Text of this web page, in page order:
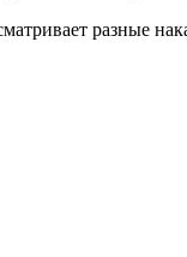
разные